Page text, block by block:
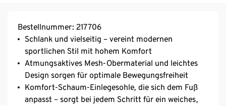
Bestellnummer: 217706
Schlank und vielseitig – vereint modernen
sportlichen Stil mit hohem Komfort
Atmungsaktives Mesh-Obermaterial und leichtes
Design sorgen für optimale Bewegungsfreiheit
Komfort-Schaum-Einlegesohle, die sich dem Fuß
anpasst – sorgt bei jedem Schritt für ein weiches,